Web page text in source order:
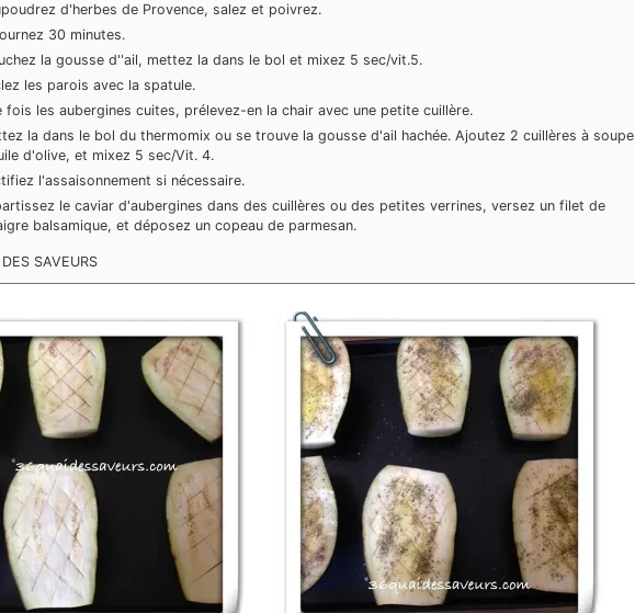
d'herbes de Provence, salez et poivrez.
30 minutes.
la gousse d''ail, mettez la dans le bol et mixez 5 sec/vit.5.
les parois avec la spatule.
fois les aubergines cuites, prélevez-en la chair avec une petite cuillère.
la dans le bol du thermomix ou se trouve la gousse d'ail hachée. Ajoutez 2 cuillères à soupe
d'olive, et mixez 5 sec/Vit. 4.
l'assaisonnement si nécessaire.
le caviar d'aubergines dans des cuillères ou des petites verrines, versez un filet de
balsamique, et déposez un copeau de parmesan.
SAVEURS